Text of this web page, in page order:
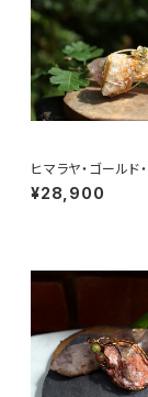
ヒマラヤ・ゴールド
ト 魂の目覚め、「
イトの降下」
¥28,900